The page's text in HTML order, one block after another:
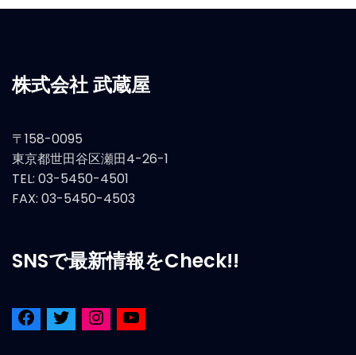
株式会社 武蔵屋
〒158-0095
東京都世田谷区瀬田4-26-1
TEL: 03-5450-4501
FAX: 03-5450-4503
SNSで最新情報をCheck!!